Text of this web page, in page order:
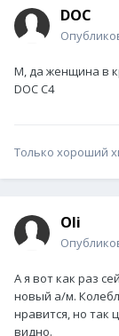
DOC
М, да женщина в
DOC C4
Только хороший
Oli
А я вот как раз
новый а/м.
нравится, но так
видно.